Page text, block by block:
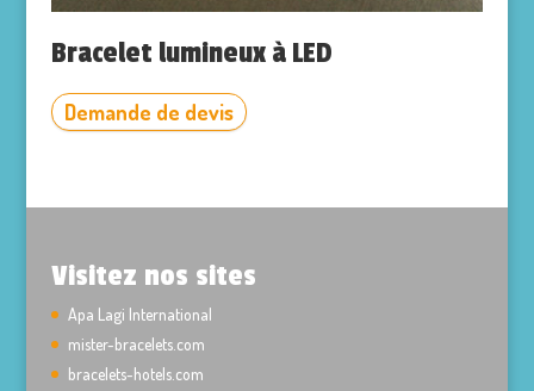
Bracelet lumineux à LED
Demande de devis
Visitez nos sites
Apa Lagi International
mister-bracelets.com
bracelets-hotels.com